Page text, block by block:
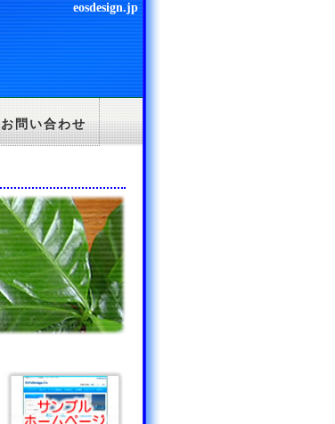
eosdesign.jp
お問い合わせ